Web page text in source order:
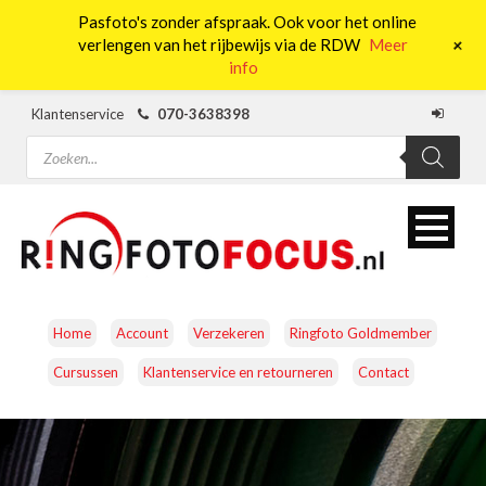
Klantenservice
070-3638398
Producten
zoeken
Home Account Verzekeren Ringfoto Goldmember
Cursussen Klantenservice en retourneren Contact
CAMERA’S OBJECTIEVEN ACCESSOIRES
Pasfoto's zonder afspraak. Ook voor het online
verlengen van het rijbewijs via de RDW Meer
info
+